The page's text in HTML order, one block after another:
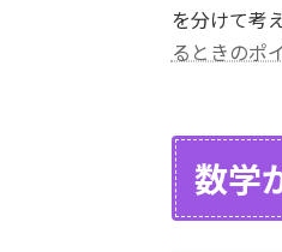
を分けて考
るときのポ
数学